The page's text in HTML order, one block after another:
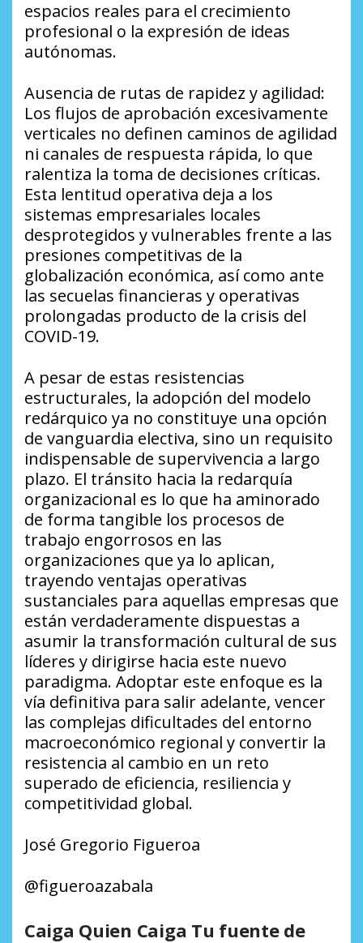
espacios reales para el crecimiento
profesional o la expresión de ideas
autónomas.
​Ausencia de rutas de rapidez y agilidad:
Los flujos de aprobación excesivamente
verticales no definen caminos de agilidad
ni canales de respuesta rápida, lo que
ralentiza la toma de decisiones críticas.
Esta lentitud operativa deja a los
sistemas empresariales locales
desprotegidos y vulnerables frente a las
presiones competitivas de la
globalización económica, así como ante
las secuelas financieras y operativas
prolongadas producto de la crisis del
COVID-19.
​A pesar de estas resistencias
estructurales, la adopción del modelo
redárquico ya no constituye una opción
de vanguardia electiva, sino un requisito
indispensable de supervivencia a largo
plazo. El tránsito hacia la redarquía
organizacional es lo que ha aminorado
de forma tangible los procesos de
trabajo engorrosos en las
organizaciones que ya lo aplican,
trayendo ventajas operativas
sustanciales para aquellas empresas que
están verdaderamente dispuestas a
asumir la transformación cultural de sus
líderes y dirigirse hacia este nuevo
paradigma. Adoptar este enfoque es la
vía definitiva para salir adelante, vencer
las complejas dificultades del entorno
macroeconómico regional y convertir la
resistencia al cambio en un reto
superado de eficiencia, resiliencia y
competitividad global.
José Gregorio Figueroa
@figueroazabala
Caiga Quien Caiga Tu fuente de